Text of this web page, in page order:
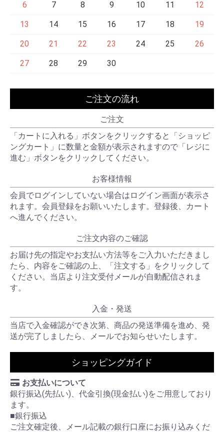
6 7 8 9 10 11 12
13 14 15 16 17 18 19
20 21 22 23 24 25 26
27 28 29 30
ご注文の流れ
ご注文
「カートに入れる」ボタンをクリックすると「ショッピ
ングカート」に数量と金額が表示されますので「レジに
進む」ボタンをクリックしてください。
お客様情報
会員でログインしていない場合はログイン画面が表示さ
れます。会員登録をお願いいたします。登録後、カート
へ進んでください。
ご注文内容のご確認
お届け先の指定やお支払い方法等をご入力いただきまし
たら、内容をご確認の上、「注文する」をクリックして
ください。当店より注文受付メールが自動配信されま
す。
入金・発送
当店で入金確認ができ次第、商品の発送準備を進め、発
送が完了しましたら、メールでお知らせいたします。
ショッピングガイド
お支払いについて
銀行振込(先払い)、代金引換(現金払い)をご用意しており
ます。
■銀行振込
ご注文確定後、メール記載の銀行口座にお振り込みくだ